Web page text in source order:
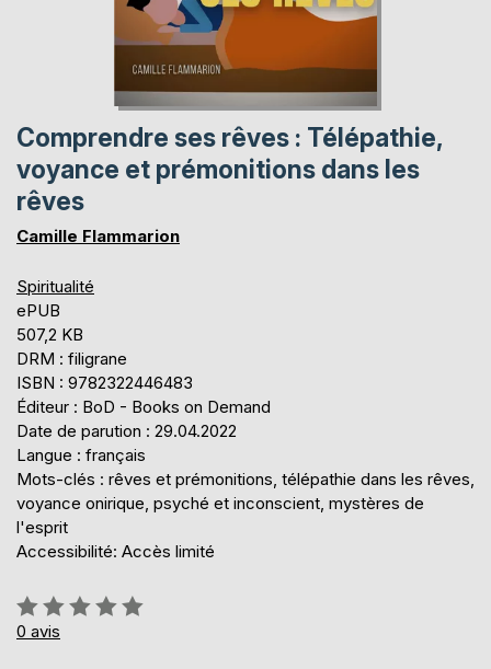
Comprendre ses rêves : Télépathie,
voyance et prémonitions dans les
rêves
Camille Flammarion
Spiritualité
ePUB
507,2 KB
DRM : filigrane
ISBN : 9782322446483
Éditeur : BoD - Books on Demand
Date de parution : 29.04.2022
Langue : français
Mots-clés : rêves et prémonitions, télépathie dans les rêves,
voyance onirique, psyché et inconscient, mystères de
l'esprit
Accessibilité: Accès limité
Évaluation:
0%
0 avis